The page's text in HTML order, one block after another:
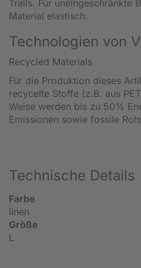
Trails. Für uneingeschränkte
Material elastisch.
Technologien von
Recycled Materials
Für die Produktion dieses
recycelte Stoffe (z.B. aus
Weise werden bis zu 50%
Emissionen sowie fossile
Technische Details
Farbe
linen
Größe
L